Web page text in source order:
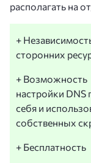
располагать на
+
сторонних
+ Возможность
настройки DNS
себя и
собственных
+ Бесплатность